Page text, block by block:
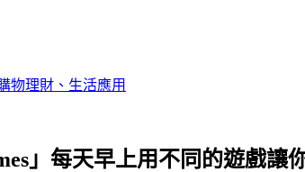
物理財、生活應用
」每天早上用不同的遊戲讓